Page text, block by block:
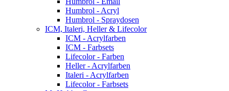
Humbrol - Acryl
Humbrol - Spraydosen
ICM, Italeri, Heller & Lifecolor
ICM - Acrylfarben
ICM - Farbsets
Lifecolor - Farben
Heller - Acrylfarben
Italeri - Acrylfarben
Lifecolor - Farbsets